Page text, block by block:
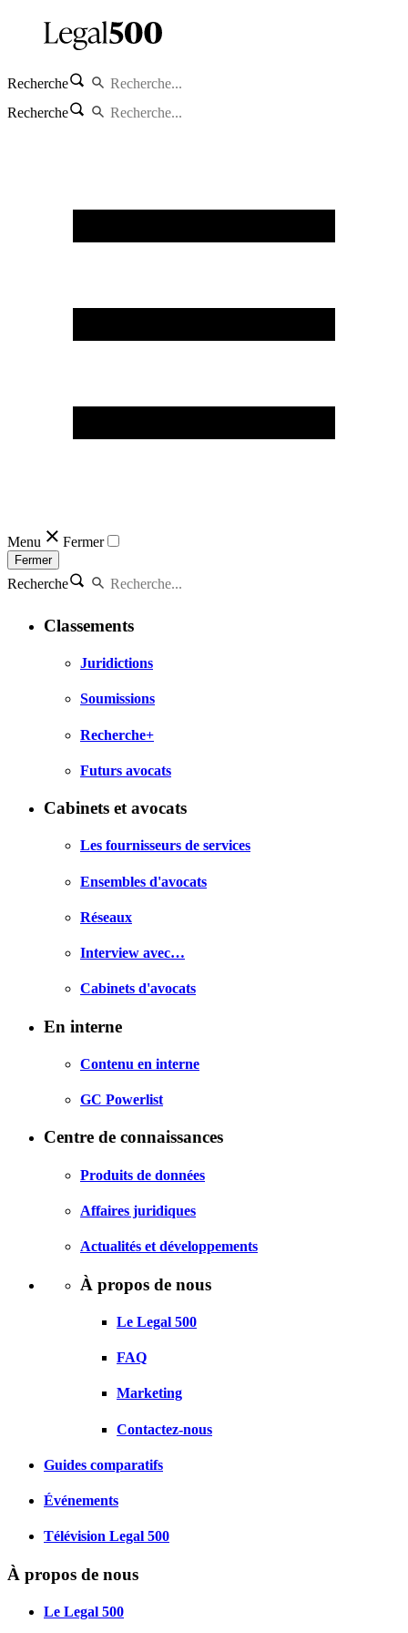
Recherche
Recherche
Menu Fermer
Fermer
Recherche
Classements
Juridictions
Soumissions
Recherche+
Futurs avocats
Cabinets et avocats
Les fournisseurs de services
Ensembles d'avocats
Réseaux
Interview avec…
Cabinets d'avocats
En interne
Contenu en interne
GC Powerlist
Centre de connaissances
Produits de données
Affaires juridiques
Actualités et développements
À propos de nous
Le Legal 500
FAQ
Marketing
Contactez-nous
Guides comparatifs
Événements
Télévision Legal 500
À propos de nous
Le Legal 500